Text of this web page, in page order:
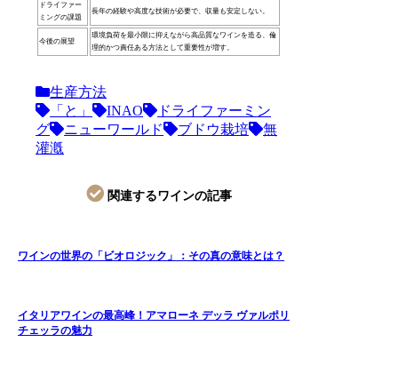
ドライファー
ミングの課題
長年の経験や高度な技術が必要で、収量も安定しない。
今後の展望
環境負荷を最小限に抑えながら高品質なワインを造る、倫
理的かつ責任ある方法として重要性が増す。
生産方法
「と」
INAO
ドライファーミン
グ
ニューワールド ブドウ栽培
無
灌漑
関連するワインの記事
ワインの世界の「ビオロジック」：その真の意味とは？
イタリアワインの最高峰！アマローネ デッラ ヴァルポリ
チェッラの魅力